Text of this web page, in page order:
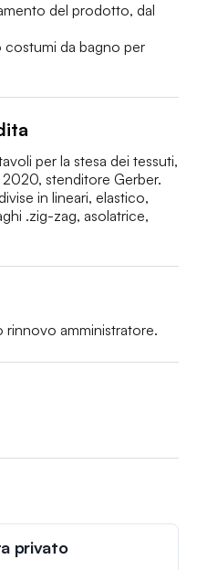
del prodotto, dal
da bagno per
per la stesa dei tessuti,
stenditore Gerber.
in lineari, elastico,
.zig-zag, asolatrice,
rinnovo amministratore.
privato